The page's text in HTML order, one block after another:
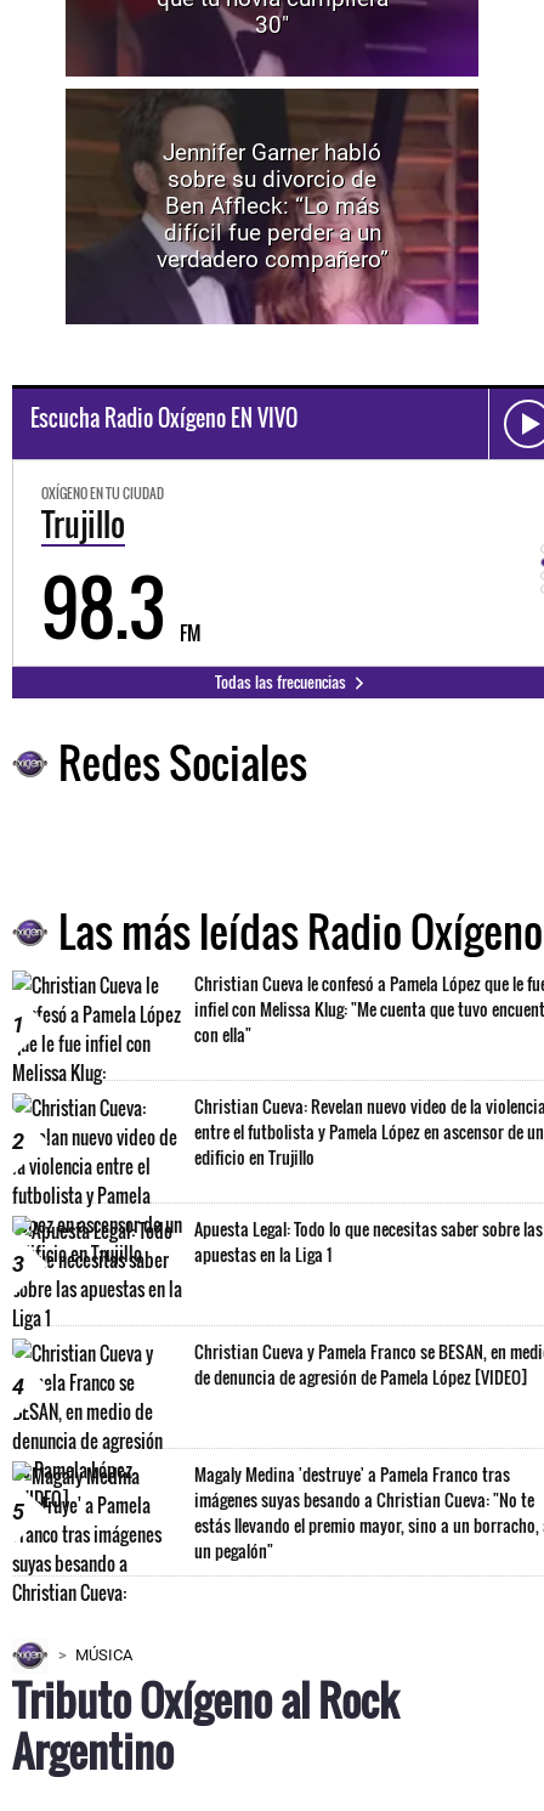
30"
Jennifer Garner habló
sobre su divorcio de
Ben Affleck: “Lo más
difícil fue perder a un
verdadero compañero”
Escucha Radio Oxígeno EN VIVO
OXÍGENO EN TU CIUDAD
Trujillo
98.3 FM
Todas las frecuencias
Redes Sociales
Las más leídas Radio Oxígeno
1
Christian Cueva le confesó a Pamela López que le
infiel con Melissa Klug: "Me cuenta que tuvo
con ella"
2
Christian Cueva: Revelan nuevo video de la
entre el futbolista y Pamela López en ascensor de un
edificio en Trujillo
3
Apuesta Legal: Todo lo que necesitas saber sobre las
apuestas en la Liga 1
4
Christian Cueva y Pamela Franco se BESAN, en
de denuncia de agresión de Pamela López [VIDEO]
5
Magaly Medina 'destruye' a Pamela Franco tras
imágenes suyas besando a Christian Cueva: "No te
estás llevando el premio mayor, sino a un borracho,
un pegalón"
MÚSICA
Tributo Oxígeno al Rock
Argentino